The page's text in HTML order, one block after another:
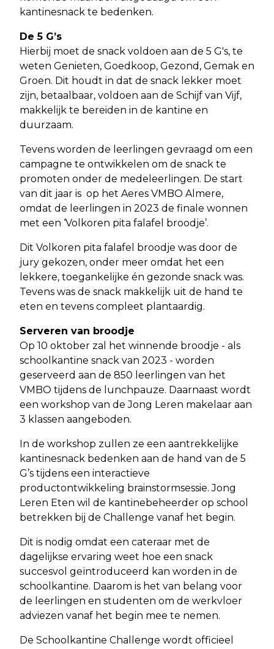
kantinesnack te bedenken.
De 5 G’s
Hierbij moet de snack voldoen aan de 5 G's, te
weten Genieten, Goedkoop, Gezond, Gemak en
Groen. Dit houdt in dat de snack lekker moet
zijn, betaalbaar, voldoen aan de Schijf van Vijf,
makkelijk te bereiden in de kantine en
duurzaam.
Tevens worden de leerlingen gevraagd om een
campagne te ontwikkelen om de snack te
promoten onder de medeleerlingen. De start
van dit jaar is op het Aeres VMBO Almere,
omdat de leerlingen in 2023 de finale wonnen
met een ‘Volkoren pita falafel broodje’.
Dit Volkoren pita falafel broodje was door de
jury gekozen, onder meer omdat het een
lekkere, toegankelijke én gezonde snack was.
Tevens was de snack makkelijk uit de hand te
eten en tevens compleet plantaardig.
Serveren van broodje
Op 10 oktober zal het winnende broodje - als
schoolkantine snack van 2023 - worden
geserveerd aan de 850 leerlingen van het
VMBO tijdens de lunchpauze. Daarnaast wordt
een workshop van de Jong Leren makelaar aan
3 klassen aangeboden.
In de workshop zullen ze een aantrekkelijke
kantinesnack bedenken aan de hand van de 5
G’s tijdens een interactieve
productontwikkeling brainstormsessie. Jong
Leren Eten wil de kantinebeheerder op school
betrekken bij de Challenge vanaf het begin.
Dit is nodig omdat een cateraar met de
dagelijkse ervaring weet hoe een snack
succesvol geïntroduceerd kan worden in de
schoolkantine. Daarom is het van belang voor
de leerlingen en studenten om de werkvloer
adviezen vanaf het begin mee te nemen.
De Schoolkantine Challenge wordt officieel